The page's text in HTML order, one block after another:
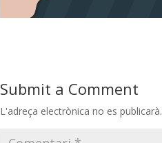
Submit a Comment
L'adreça electrònica no es publicarà.